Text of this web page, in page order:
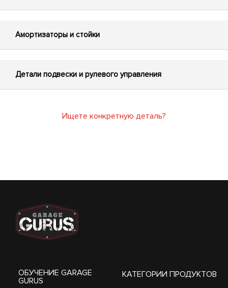
Амортизаторы и стойки
Детали подвески и рулевого управления
Ищете конкретную деталь?
ОБУЧЕНИЕ GARAGE
GURUS
КАТЕГОРИИ ПРОДУКТОВ